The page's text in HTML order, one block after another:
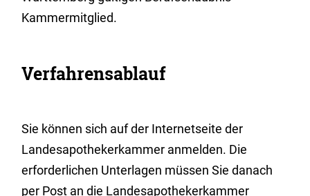
Kammermitglied.
Verfahrensablauf
Sie können sich auf der Internetseite der
Landesapothekerkammer anmelden. Die
erforderlichen Unterlagen müssen Sie danach
per Post an die Landesapothekerkammer